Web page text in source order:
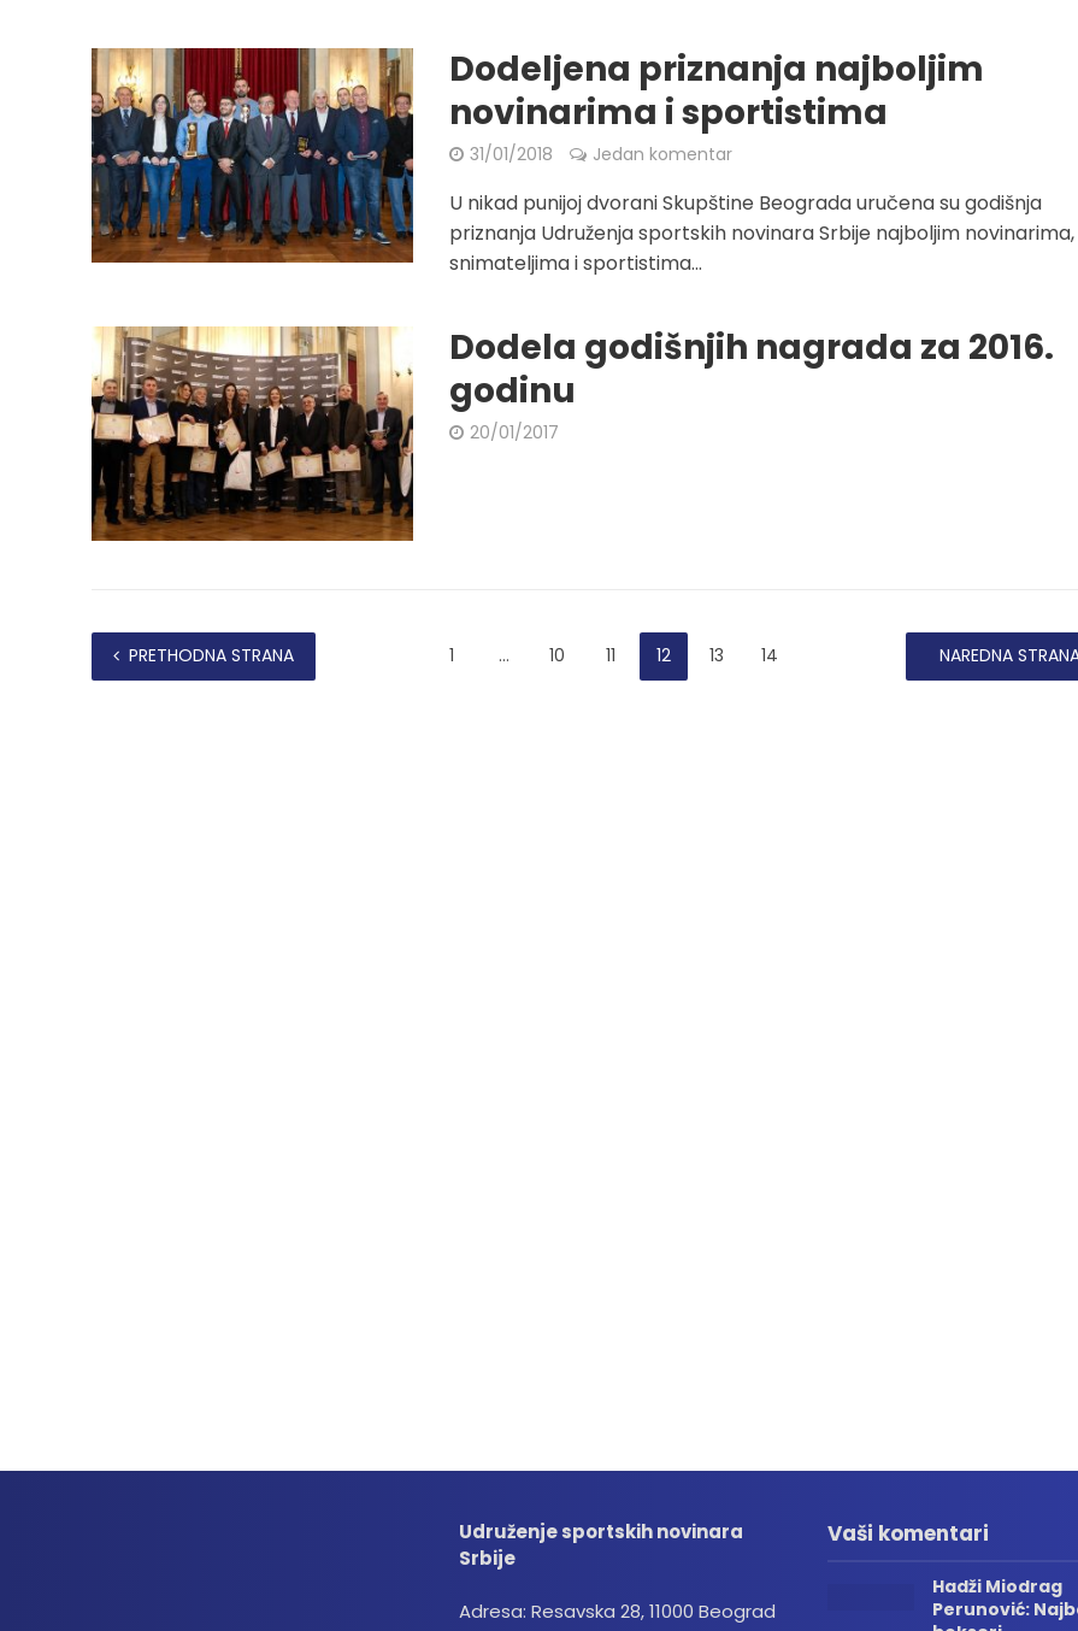
Dodeljena priznanja najboljim
novinarima i sportistima
31/01/2018 Jedan komentar
U nikad punijoj dvorani Skupštine Beograda uručena su godišnja
priznanja Udruženja sportskih novinara Srbije najboljim novinarima,
snimateljima i sportistima...
Dodela godišnjih nagrada za 2016.
godinu
20/01/2017
PRETHODNA STRANA 1 … 10 11 12 13 14 NAREDNA
Udruženje sportskih novinara
Srbije
Adresa: Resavska 28, 11000 Beograd
Vaši komentari
Hadži Miodrag
Perunović: